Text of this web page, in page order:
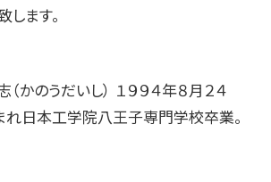
します。
かのうだいし） １９９４年８月２４
日本工学院八王子専門学校卒業。